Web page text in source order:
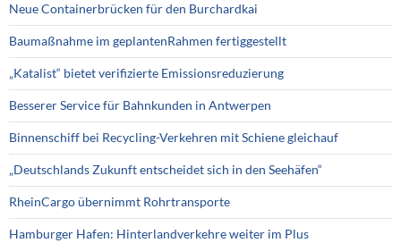
Neue Containerbrücken für den Burchardkai
Baumaßnahme im geplantenRahmen fertiggestellt
„Katalist“ bietet verifizierte Emissionsreduzierung
Besserer Service für Bahnkunden in Antwerpen
Binnenschiff bei Recycling-Verkehren mit Schiene gleichauf
„Deutschlands Zukunft entscheidet sich in den Seehäfen“
RheinCargo übernimmt Rohrtransporte
Hamburger Hafen: Hinterlandverkehre weiter im Plus